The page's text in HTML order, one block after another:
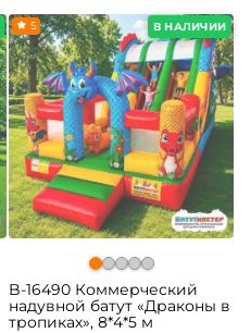
В НАЛИЧИИ
5
B-16490 Коммерческий
надувной батут «Драконы в
тропиках», 8*4*5 м